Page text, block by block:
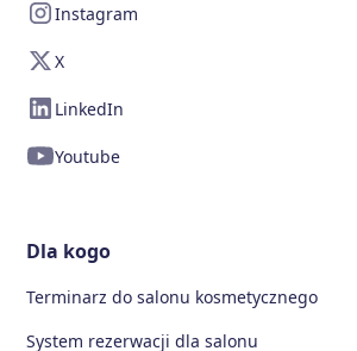
Instagram
X
LinkedIn
Youtube
Dla kogo
Terminarz do salonu kosmetycznego
System rezerwacji dla salonu